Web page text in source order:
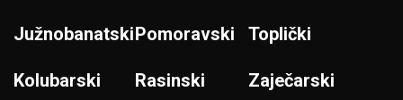
Južnobanatski
Kolubarski
Pomoravski
Rasinski
Toplički
Zaječarski